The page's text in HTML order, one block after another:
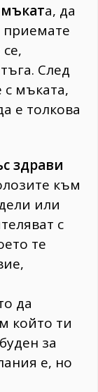
мъката, да
приемате
След
с мъката,
е толкова
здрави
към
или
с
те
да
който ти
за
е, но